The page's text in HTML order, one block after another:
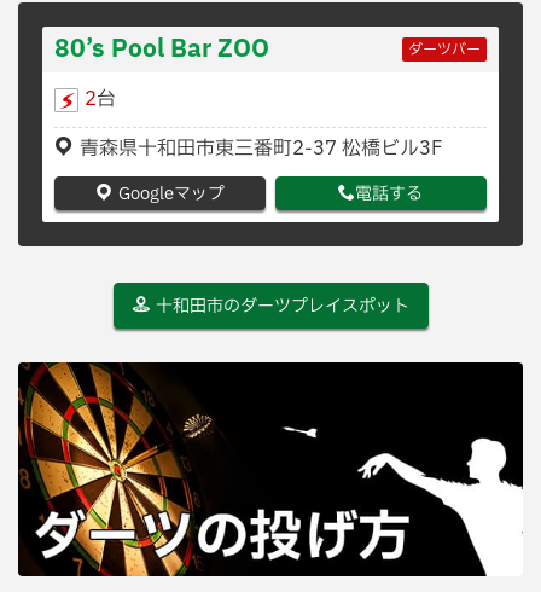
80’s Pool Bar ZOO ダーツバー
2台
青森県十和田市東三番町2-37 松橋ビル3F
Googleマップ 電話する
十和田市のダーツプレイスポット